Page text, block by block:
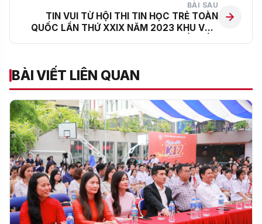
BÀI SAU
TIN VUI TỪ HỘI THI TIN HỌC TRẺ TOÀN
QUỐC LẦN THỨ XXIX NĂM 2023 KHU VỰC
BÀI VIẾT LIÊN QUAN